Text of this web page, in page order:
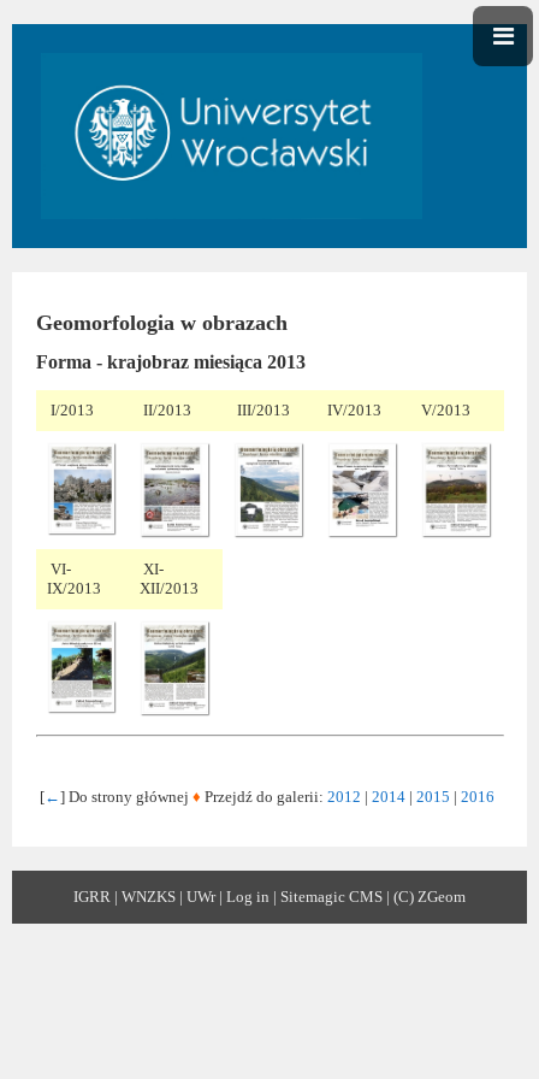
Geomorfologia w obrazach
Forma - krajobraz miesiąca 2013
I/2013 II/2013 III/2013 IV/2013 V/2013
VI-
IX/2013
XI-
XII/2013
[←] Do strony głównej ♦ Przejdź do galerii: 2012 | 2014| 2015 | 2016
IGRR | WNZKS | UWr| Log in | Sitemagic CMS | (C) ZGeom